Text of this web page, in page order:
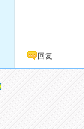
回复